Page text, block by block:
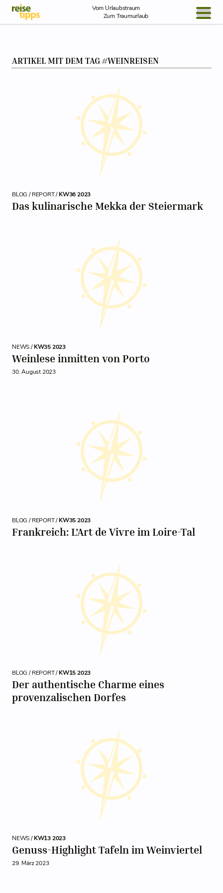
Skip to Content
Vom Urlaubstraum
Zum Traumurlaub
NEWS
ARTIKEL MIT DEM TAG #WEINREISEN
BLOG / REPORT /KW36 2023
Das kulinarische Mekka der Steiermark
NEWS /KW35 2023
Weinlese inmitten von Porto
30. August 2023
BLOG / REPORT /KW35 2023
Frankreich: L'Art de Vivre im Loire-Tal
BLOG / REPORT /KW15 2023
Der authentische Charme eines
provenzalischen Dorfes
NEWS /KW13 2023
Genuss-Highlight Tafeln im Weinviertel
29. März 2023